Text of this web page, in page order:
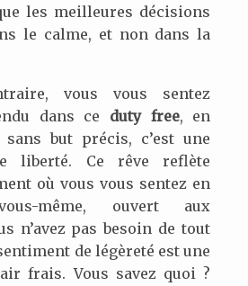
les meilleures décisions
le calme, et non dans la
vous vous sentez
dans ce duty free, en
but précis, c’est une
liberté. Ce rêve reflète
où vous vous sentez en
même, ouvert aux
n’avez pas besoin de tout
de légèreté est une
frais. Vous savez quoi ?